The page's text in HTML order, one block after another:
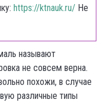
https://ktnauk.ru/ Не
называют
не совсем верна.
похожи, в случае
различные типы